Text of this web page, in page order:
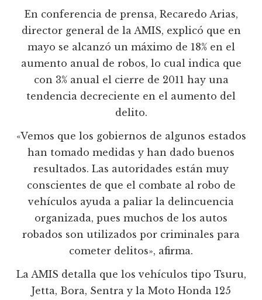
En conferencia de prensa, Recaredo Arias,
director general de la AMIS, explicó que en
mayo se alcanzó un máximo de 18% en el
aumento anual de robos, lo cual indica que
con 3% anual el cierre de 2011 hay una
tendencia decreciente en el aumento del
delito.
«Vemos que los gobiernos de algunos estados
han tomado medidas y han dado buenos
resultados. Las autoridades están muy
conscientes de que el combate al robo de
vehículos ayuda a paliar la delincuencia
organizada, pues muchos de los autos
robados son utilizados por criminales para
cometer delitos», afirma.
La AMIS detalla que los vehículos tipo Tsuru,
Jetta, Bora, Sentra y la Moto Honda 125